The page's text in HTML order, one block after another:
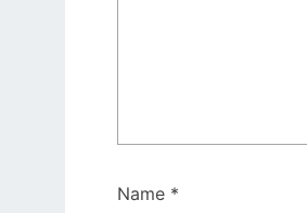
Name *